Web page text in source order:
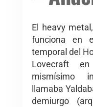
El heavy
funciona en
temporal del
Lovecraft
mismísimo
llamaba
demiurgo